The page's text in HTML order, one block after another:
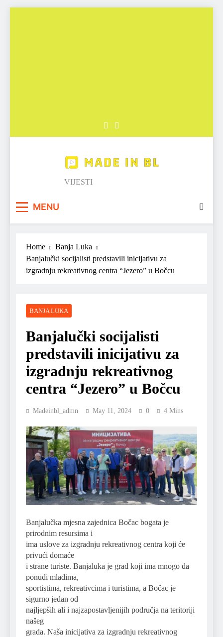
Made in BL
VIJESTI
MENU
Home
Banja Luka
Banjalučki socijalisti predstavili inicijativu za
izgradnju rekreativnog centra “Jezero” u Bočcu
BANJA LUKA
Banjalučki socijalisti
predstavili inicijativu za
izgradnju rekreativnog
centra “Jezero” u Bočcu
Madeinbl_admn May 11, 2024 0 4 Mins
Banjalučka mjesna zajednica Bočac bogata je
prirodnim resursima i
ima uslove za izgradnju rekreativnog centra koji će
privući domaće
i strane turiste. Banjaluka je grad koji ima mnogo da
ponudi mladima,
sportistima, rekreativcima i turistima, a Bočac je
sigurno jedan od
najljepših ali i najzapostavljenijih područja na teritoriji
našeg
grada. Naša inicijativa za izgradnju rekreativnog